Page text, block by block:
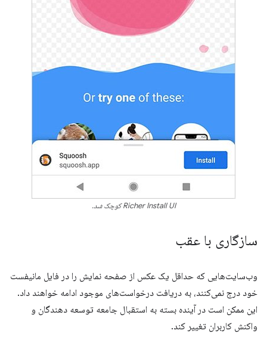
Richer Install UI کوچک شد.
سازگاری با عقب
وب‌سایت‌هایی که حداقل یک عکس از صفحه نمایش را در فایل مانیفست
خود درج نمی‌کنند، به دریافت درخواست‌های موجود ادامه خواهند داد.
این ممکن است در آینده بسته به استقبال جامعه توسعه دهندگان و
واکنش کاربران تغییر کند.